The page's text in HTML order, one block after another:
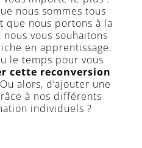
nous sommes tous
que nous portons à la
vous souhaitons
en apprentissage.
le temps pour vous
cette reconversion
alors, d’ajouter une
à nos différents
individuels ?